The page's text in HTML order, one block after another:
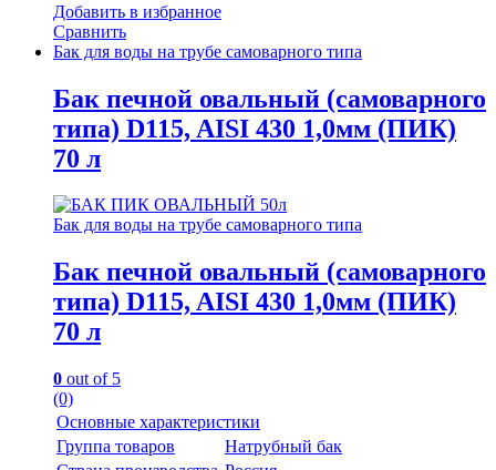
Добавить в избранное
Сравнить
Бак для воды на трубе самоварного типа
Бак печной овальный (самоварного
типа) D115, AISI 430 1,0мм (ПИК)
70 л
Бак для воды на трубе самоварного типа
Бак печной овальный (самоварного
типа) D115, AISI 430 1,0мм (ПИК)
70 л
0 out of 5
(0)
Основные характеристики
Группа товаров
Натрубный бак